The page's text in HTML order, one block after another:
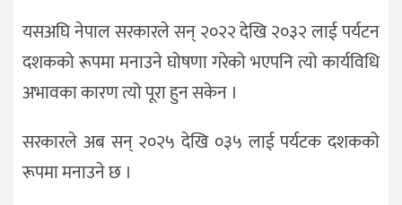
यसअघि नेपाल सरकारले सन् २०२२ देखि २०३२ लाई पर्यटन
दशकको रूपमा मनाउने घोषणा गरेको भएपनि त्यो कार्यविधि
अभावका कारण त्यो पूरा हुन सकेन ।
सरकारले अब सन् २०२५ देखि ०३५ लाई पर्यटक दशकको
रूपमा मनाउने छ ।